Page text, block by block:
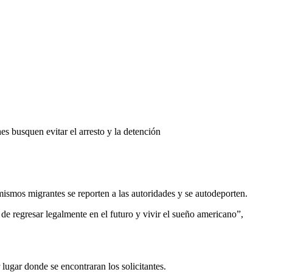
busquen evitar el arresto y la detención
migrantes se reporten a las autoridades y se autodeporten.
regresar legalmente en el futuro y vivir el sueño americano”,
donde se encontraran los solicitantes.